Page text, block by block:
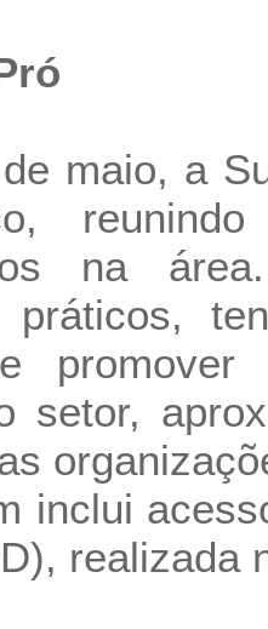
maio, a
na
práticos,
setor,
inclui
realizada